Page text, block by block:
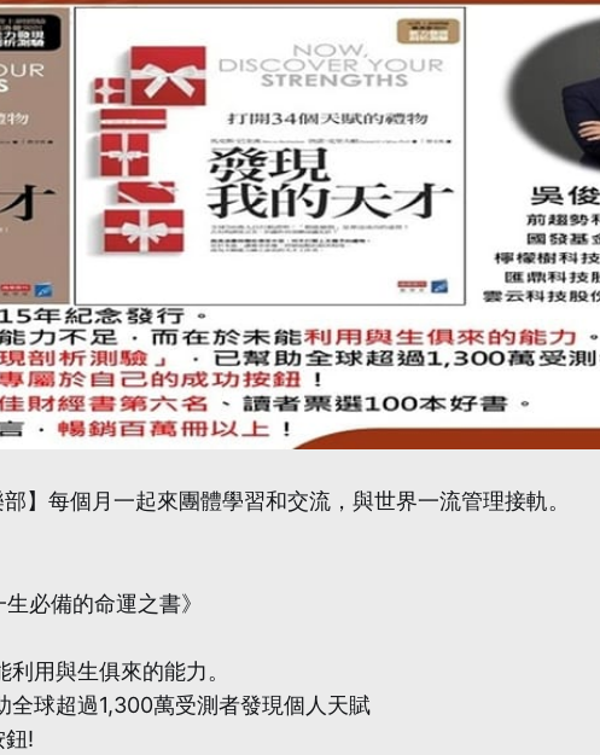
】每個月一起來團體學習和交流，與世界一流管理接軌。
必備的命運之書》
用與生俱來的能力。
球超過1,300萬受測者發現個人天賦
!